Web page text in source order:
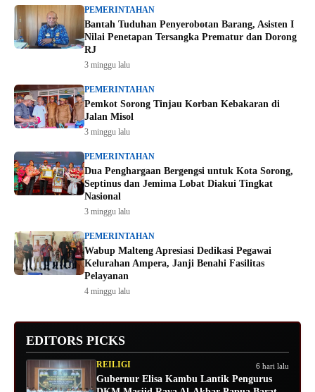
PEMERINTAHAN
Bantah Tuduhan Penyerobotan Barang, Asisten I
Nilai Penetapan Tersangka Prematur dan Dorong
RJ
3 minggu lalu
PEMERINTAHAN
Pemkot Sorong Tinjau Korban Kebakaran di
Jalan Misol
3 minggu lalu
PEMERINTAHAN
Dua Penghargaan Bergengsi untuk Kota Sorong,
Septinus dan Jemima Lobat Diakui Tingkat
Nasional
3 minggu lalu
PEMERINTAHAN
Wabup Malteng Apresiasi Dedikasi Pegawai
Kelurahan Ampera, Janji Benahi Fasilitas
Pelayanan
4 minggu lalu
EDITORS PICKS
REILIGI 6 hari lalu
Gubernur Elisa Kambu Lantik Pengurus